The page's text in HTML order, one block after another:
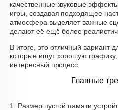
качественные звуковые
игры, создавая подходящее
атмосфера выделяет важные
делают её ещё более
В итоге, это отличный вариант
которые ищут хорошую графику,
интересный процесс.
Главные
1. Размер пустой памяти